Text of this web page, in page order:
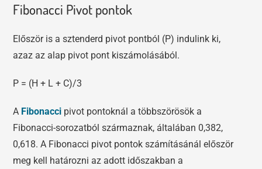
Fibonacci Pivot pontok
Először is a sztenderd pivot pontból (P) indulink ki,
azaz az alap pivot pont kiszámolásából.
P = (H + L + C)/3
A Fibonacci pivot pontoknál a többszörösök a
Fibonacci-sorozatból származnak, általában 0,382,
0,618. A Fibonacci pivot pontok számításánál először
meg kell határozni az adott időszakban a